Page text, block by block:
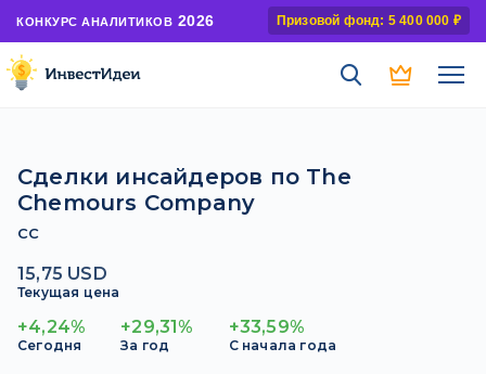
КОНКУРС АНАЛИТИКОВ 2026 Призовой фонд: 5 400 000 ₽
Сделки инсайдеров по The
Chemours Company
CC
15,75 USD
Текущая цена
+4,24%
Сегодня
+29,31%
За год
+33,59%
С начала года